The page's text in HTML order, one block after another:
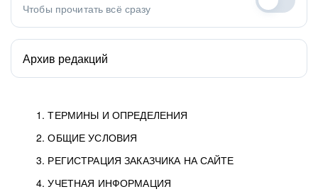
1. ТЕРМИНЫ И ОПРЕДЕЛЕНИЯ
2. ОБЩИЕ УСЛОВИЯ
3. РЕГИСТРАЦИЯ ЗАКАЗЧИКА НА САЙТЕ
4. УЧЕТНАЯ ИНФОРМАЦИЯ
Чтобы прочитать всё сразу
Архив редакций